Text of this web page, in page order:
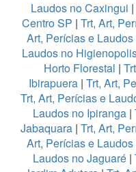
Laudos no Caxingui |
Centro SP | Trt, Art,
Art, Perícias e
Laudos no
Horto Florestal |
Ibirapuera| Trt, Art,
Trt, Art, Perícias e
Laudos no Ipiranga|
Jabaquara | Trt, Art,
Art, Perícias e
Laudos no Jaguaré|